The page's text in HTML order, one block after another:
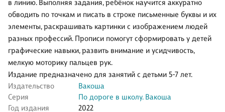
в линию. Выполняя задания, ребёнок научится аккуратно
обводить по точкам и писать в строке письменные буквы и их
элементы, раскрашивать картинки с изображением людей
разных профессий. Прописи помогут сформировать у детей
графические навыки, развить внимание и усидчивость,
мелкую моторику пальцев рук.
Издание предназначено для занятий с детьми 5-7 лет.
Издательство
Вакоша
Серия
По дороге в школу. Вакоша
Год издания
2022